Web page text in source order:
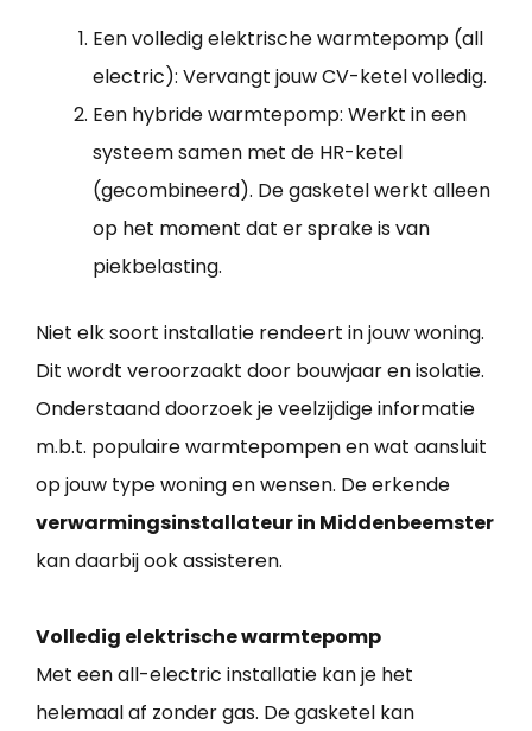
Een volledig elektrische warmtepomp (all
electric): Vervangt jouw CV-ketel volledig.
Een hybride warmtepomp: Werkt in een
systeem samen met de HR-ketel
(gecombineerd). De gasketel werkt alleen
op het moment dat er sprake is van
piekbelasting.
Niet elk soort installatie rendeert in jouw woning.
Dit wordt veroorzaakt door bouwjaar en isolatie.
Onderstaand doorzoek je veelzijdige informatie
m.b.t. populaire warmtepompen en wat aansluit
op jouw type woning en wensen. De erkende
verwarmingsinstallateur in Middenbeemster
kan daarbij ook assisteren.
Volledig elektrische warmtepomp
Met een all-electric installatie kan je het
helemaal af zonder gas. De gasketel kan